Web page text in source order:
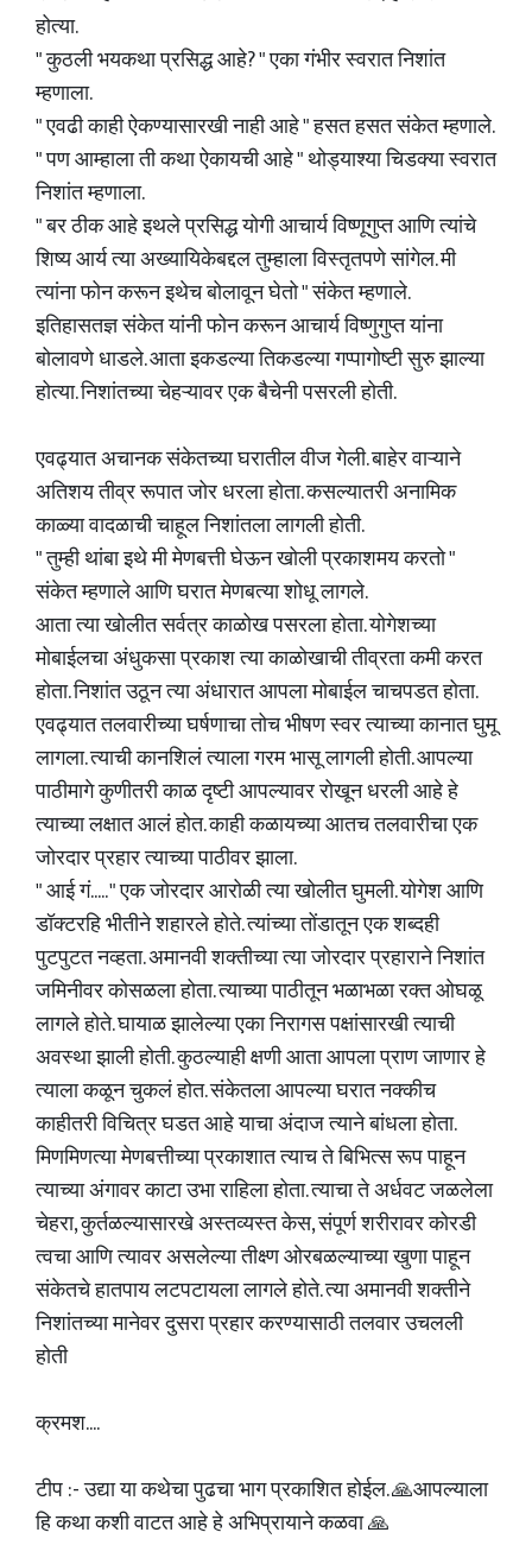
होत्या.
" कुठली भयकथा प्रसिद्ध आहे? " एका गंभीर स्वरात निशांत
म्हणाला.
" एवढी काही ऐकण्यासारखी नाही आहे " हसत हसत संकेत म्हणाले.
" पण आम्हाला ती कथा ऐकायची आहे " थोड्याश्या चिडक्या स्वरात
निशांत म्हणाला.
" बर ठीक आहे इथले प्रसिद्ध योगी आचार्य विष्णूगुप्त आणि त्यांचे
शिष्य आर्य त्या अख्यायिकेबद्दल तुम्हाला विस्तृतपणे सांगेल. मी
त्यांना फोन करून इथेच बोलावून घेतो " संकेत म्हणाले.
इतिहासतज्ञ संकेत यांनी फोन करून आचार्य विष्णुगुप्त यांना
बोलावणे धाडले. आता इकडल्या तिकडल्या गप्पागोष्टी सुरु झाल्या
होत्या. निशांतच्या चेहऱ्यावर एक बैचेनी पसरली होती.
एवढ्यात अचानक संकेतच्या घरातील वीज गेली. बाहेर वाऱ्याने
अतिशय तीव्र रूपात जोर धरला होता. कसल्यातरी अनामिक
काळ्या वादळाची चाहूल निशांतला लागली होती.
" तुम्ही थांबा इथे मी मेणबत्ती घेऊन खोली प्रकाशमय करतो "
संकेत म्हणाले आणि घरात मेणबत्या शोधू लागले.
आता त्या खोलीत सर्वत्र काळोख पसरला होता. योगेशच्या
मोबाईलचा अंधुकसा प्रकाश त्या काळोखाची तीव्रता कमी करत
होता. निशांत उठून त्या अंधारात आपला मोबाईल चाचपडत होता.
एवढ्यात तलवारीच्या घर्षणाचा तोच भीषण स्वर त्याच्या कानात घुमू
लागला. त्याची कानशिलं त्याला गरम भासू लागली होती. आपल्या
पाठीमागे कुणीतरी काळ दृष्टी आपल्यावर रोखून धरली आहे हे
त्याच्या लक्षात आलं होत. काही कळायच्या आतच तलवारीचा एक
जोरदार प्रहार त्याच्या पाठीवर झाला.
" आई गं..... " एक जोरदार आरोळी त्या खोलीत घुमली. योगेश आणि
डॉक्टरहि भीतीने शहारले होते. त्यांच्या तोंडातून एक शब्दही
पुटपुटत नव्हता. अमानवी शक्तीच्या त्या जोरदार प्रहाराने निशांत
जमिनीवर कोसळला होता. त्याच्या पाठीतून भळाभळा रक्त ओघळू
लागले होते. घायाळ झालेल्या एका निरागस पक्षांसारखी त्याची
अवस्था झाली होती. कुठल्याही क्षणी आता आपला प्राण जाणार हे
त्याला कळून चुकलं होत. संकेतला आपल्या घरात नक्कीच
काहीतरी विचित्र घडत आहे याचा अंदाज त्याने बांधला होता.
मिणमिणत्या मेणबत्तीच्या प्रकाशात त्याच ते बिभित्स रूप पाहून
त्याच्या अंगावर काटा उभा राहिला होता. त्याचा ते अर्धवट जळलेला
चेहरा, कुर्तळल्यासारखे अस्तव्यस्त केस, संपूर्ण शरीरावर कोरडी
त्वचा आणि त्यावर असलेल्या तीक्ष्ण ओरबळल्याच्या खुणा पाहून
संकेतचे हातपाय लटपटायला लागले होते. त्या अमानवी शक्तीने
निशांतच्या मानेवर दुसरा प्रहार करण्यासाठी तलवार उचलली
होती
क्रमश....
टीप :- उद्या या कथेचा पुढचा भाग प्रकाशित होईल. 🙏आपल्याला
हि कथा कशी वाटत आहे हे अभिप्रायाने कळवा 🙏